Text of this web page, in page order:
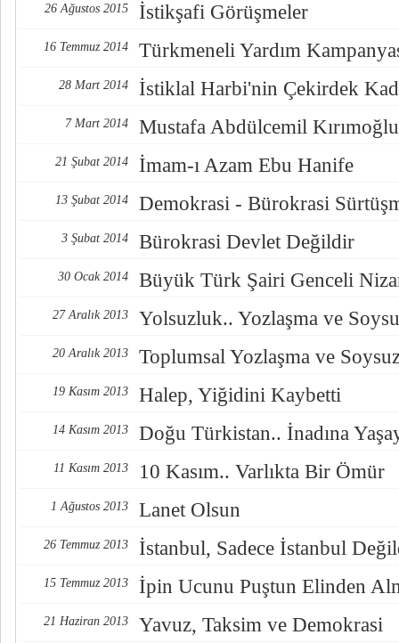
26 Ağustos 2015 İstikşafi Görüşmeler
16 Temmuz 2014 Türkmeneli Yardım
28 Mart 2014 İstiklal Harbi'nin Çekirdek
7 Mart 2014 Mustafa Abdülcemil Kırımoğlu
21 Şubat 2014 İmam-ı Azam Ebu Hanife
13 Şubat 2014 Demokrasi - Bürokrasi
3 Şubat 2014 Bürokrasi Devlet Değildir
30 Ocak 2014 Büyük Türk Şairi Genceli
27 Aralık 2013 Yolsuzluk.. Yozlaşma ve
20 Aralık 2013 Toplumsal Yozlaşma ve
19 Kasım 2013 Halep, Yiğidini Kaybetti
14 Kasım 2013 Doğu Türkistan.. İnadına
11 Kasım 2013 10 Kasım.. Varlıkta Bir Ömür
1 Ağustos 2013 Lanet Olsun
26 Temmuz 2013 İstanbul, Sadece İstanbul
15 Temmuz 2013 İpin Ucunu Puştun Elinden
21 Haziran 2013 Yavuz, Taksim ve Demokrasi